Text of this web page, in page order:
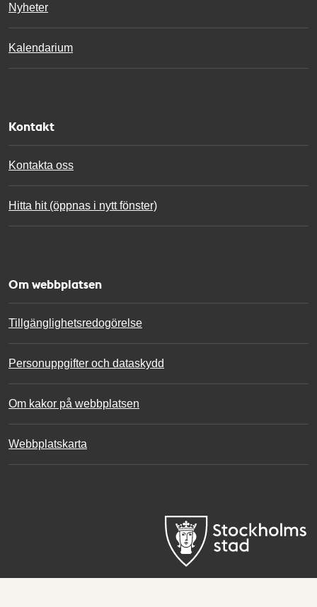
Nyheter
Kalendarium
Kontakt
Kontakta oss
Hitta hit (öppnas i nytt fönster)
Om webbplatsen
Tillgänglighetsredogörelse
Personuppgifter och dataskydd
Om kakor på webbplatsen
Webbplatskarta